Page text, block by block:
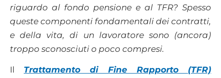
riguardo al fondo pensione e al TFR? Spesso
queste componenti fondamentali dei contratti,
e della vita, di un lavoratore sono (ancora)
troppo sconosciuti o poco compresi.
Il Trattamento di Fine Rapporto (TFR)